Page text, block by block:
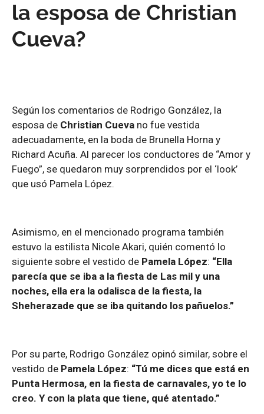
la esposa de Christian
Cueva?
Según los comentarios de Rodrigo González, la
esposa de Christian Cueva no fue vestida
adecuadamente, en la boda de Brunella Horna y
Richard Acuña. Al parecer los conductores de “Amor y
Fuego”, se quedaron muy sorprendidos por el ‘look’
que usó Pamela López.
Asimismo, en el mencionado programa también
estuvo la estilista Nicole Akari, quién comentó lo
siguiente sobre el vestido de Pamela López: “Ella
parecía que se iba a la fiesta de Las mil y una
noches, ella era la odalisca de la fiesta, la
Sheherazade que se iba quitando los pañuelos.”
Por su parte, Rodrigo González opinó similar, sobre el
vestido de Pamela López: “Tú me dices que está en
Punta Hermosa, en la fiesta de carnavales, yo te lo
creo. Y con la plata que tiene, qué atentado.”